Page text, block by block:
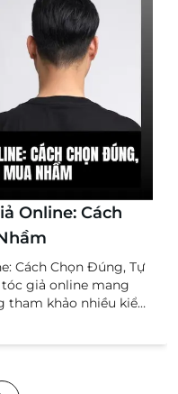
Online: Cách
Cách Chọn Đúng, Tự
tóc giả online mang
tham khảo nhiều kiểu
cần trực tiếp đến